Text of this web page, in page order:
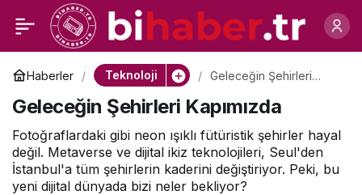
Haberler Teknoloji
Geleceğin Şehirleri
Geleceğin Şehirleri Kapımızda
Fotoğraflardaki gibi neon ışıklı fütüristik şehirler hayal
değil. Metaverse ve dijital ikiz teknolojileri, Seul'den
İstanbul'a tüm şehirlerin kaderini değiştiriyor. Peki, bu
yeni dijital dünyada bizi neler bekliyor?
Sosyal Medya Yönetimi
Nedir? Etkili Sosyal
Medya Yönetimi İçin 10
Altın İpucu
0 Paylaş